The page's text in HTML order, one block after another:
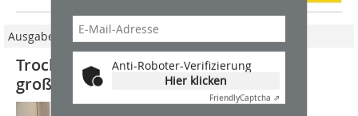
Anti-Roboter-Verifizierung
Hier klicken
FriendlyCaptcha ⇗
Ausgabe 12/2017
Trockenestrich Elemente für
großformatige Fliesen